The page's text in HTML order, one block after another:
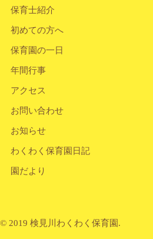
保育士紹介
初めての方へ
保育園の一日
年間行事
アクセス
お問い合わせ
お知らせ
わくわく保育園日記
園だより
© 2019 検見川わくわく保育園.